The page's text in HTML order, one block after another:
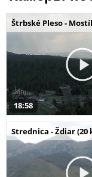
Štrbské Pleso -
18:58
Strednica - Ždiar (20